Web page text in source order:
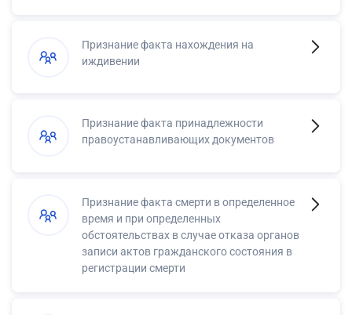
Признание факта нахождения на
иждивении
Признание факта принадлежности
правоустанавливающих документов
Признание факта смерти в определенное
время и при определенных
обстоятельствах в случае отказа органов
записи актов гражданского состояния в
регистрации смерти